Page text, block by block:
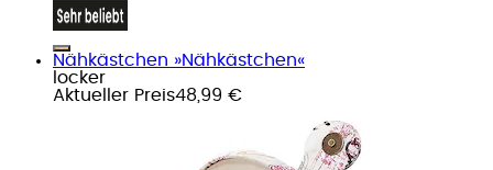
Nähkästchen »Nähkästchen«
locker
Aktueller Preis48,99 €